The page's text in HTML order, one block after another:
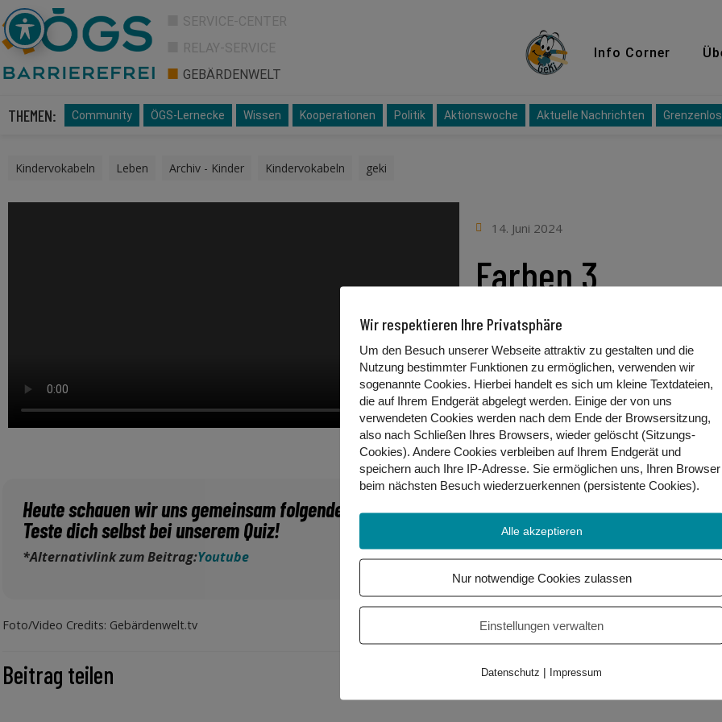
SERVICE-CENTER
RELAY-SERVICE
GEBÄRDENWELT
GeKi Info Corner
THEMEN: Community ÖGS-Lernecke Wissen Kooperationen Politik Aktionswoche Aktuelle Nachrichten
Kindervokabeln Leben Archiv - Kinder Kindervokabeln geki
14. Juni 2024
Farben 3
Heute schauen wir uns gemeinsam folgende Gebärden an: weiß, gold, silber, beige und grau.
Teste dich selbst bei unserem Quiz!
*Alternativlink zum Beitrag:Youtube
Foto/Video Credits: Gebärdenwelt.tv
Beitrag teilen
Wir respektieren Ihre Privatsphäre
Um den Besuch unserer Webseite attraktiv zu gestalten und die
Nutzung bestimmter Funktionen zu ermöglichen, verwenden wir
sogenannte Cookies. Hierbei handelt es sich um kleine Textdateien,
die auf Ihrem Endgerät abgelegt werden. Einige der von uns
verwendeten Cookies werden nach dem Ende der Browsersitzung,
also nach Schließen Ihres Browsers, wieder gelöscht (Sitzungs-
Cookies). Andere Cookies verbleiben auf Ihrem Endgerät und
speichern auch Ihre IP-Adresse. Sie ermöglichen uns, Ihren Browser
beim nächsten Besuch wiederzuerkennen (persistente Cookies)
Alle akzeptieren
Nur notwendige Cookies zulassen
Einstellungen verwalten
Datenschutz | Impressum